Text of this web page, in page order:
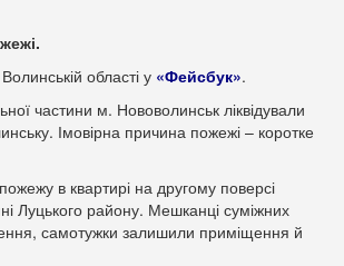
області у «Фейсбук».
частини м. Нововолинськ ліквідували
Імовірна причина пожежі – коротке
в квартирі на другому поверсі
Луцького району. Мешканці суміжних
самотужки залишили приміщення й